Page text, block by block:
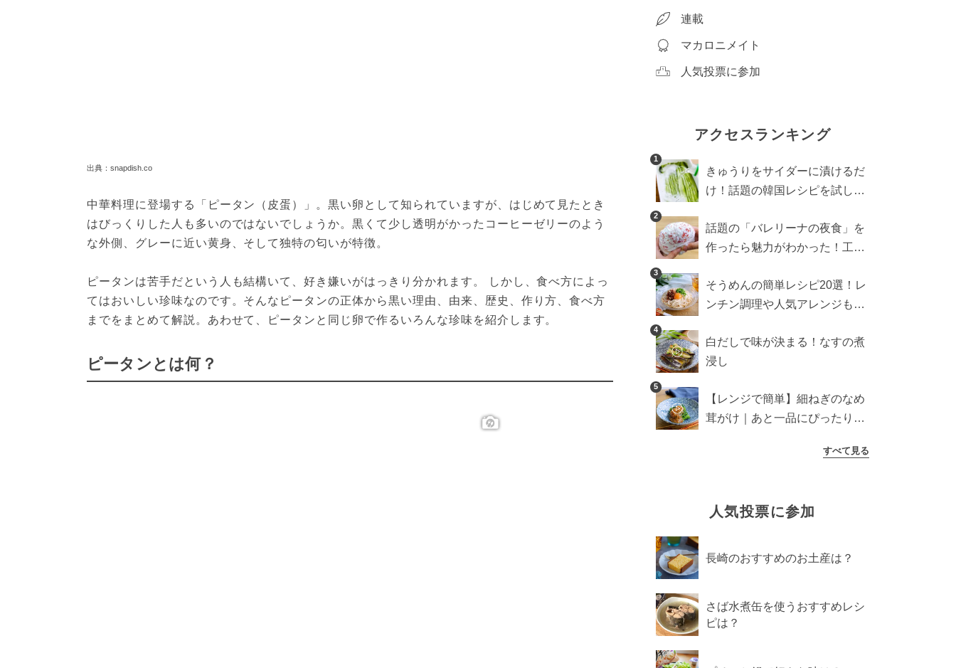
出典：snapdish.co
中華料理に登場する「ピータン（皮蛋）」。黒い卵として知られていますが、はじめて見たとき
はびっくりした人も多いのではないでしょうか。黒くて少し透明がかったコーヒーゼリーのよう
な外側、グレーに近い黄身、そして独特の匂いが特徴。
ピータンは苦手だという人も結構いて、好き嫌いがはっきり分かれます。 しかし、食べ方によっ
てはおいしい珍味なのです。そんなピータンの正体から黒い理由、由来、歴史、作り方、食べ方
までをまとめて解説。あわせて、ピータンと同じ卵で作るいろんな珍味を紹介します。
ピータンとは何？
連載
マカロニメイト
人気投票に参加
アクセスランキング
1
きゅうりをサイダーに漬けるだ
け！話題の韓国レシピを試した
2
話題の「バレリーナの夜食」を
作ったら魅力がわかった！工程
3
そうめんの簡単レシピ20選！レ
ンチン調理や人気アレンジも紹
4
白だしで味が決まる！なすの煮
浸し
5
【レンジで簡単】細ねぎのなめ
茸がけ｜あと一品にぴったり副
すべて見る
人気投票に参加
長崎のおすすめのお土産は？
さば水煮缶を使うおすすめレシ
ピは？